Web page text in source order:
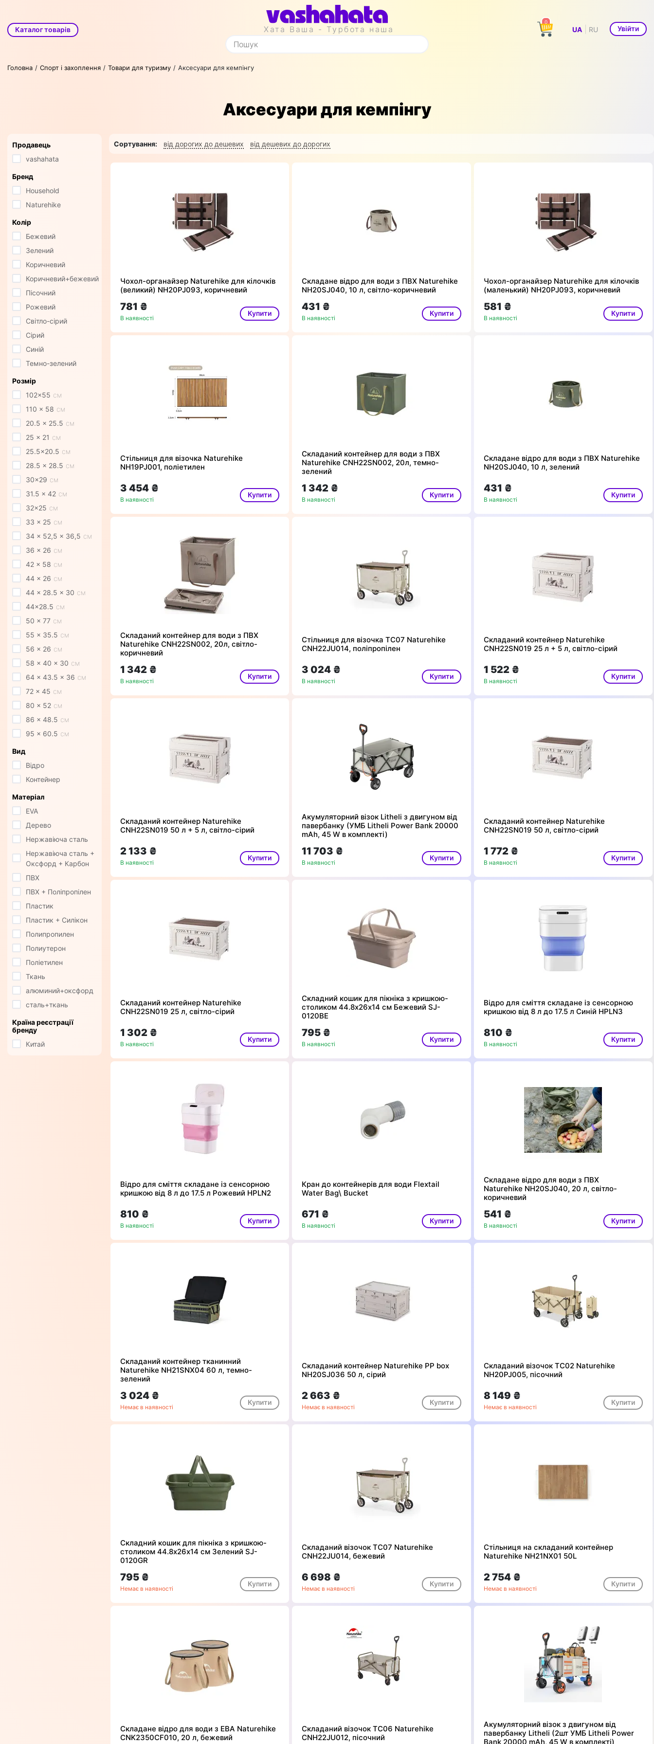
Каталог товарів Хата Ваша - Турбота наша
0
UA RU Увійти
Головна Спорт і захоплення Товари для туризму Аксесуари для кемпінгу
Аксесуари для кемпінгу
Продавець
vashahata
Бренд
Household
Naturehike
Колір
Бежевий
Зелений
Коричневий
Коричневий+бежевий
Пісочний
Рожевий
Світло-сірий
Сірий
Синій
Темно-зелений
Розмір
102x55 см
110 x 58 см
20.5 x 25.5 см
25 x 21 см
25.5x20.5 см
28.5 x 28.5 см
30x29 см
31.5 x 42 см
32x25 см
33 x 25 см
34 x 52,5 x 36,5 см
36 x 26 см
42 x 58 см
44 x 26 см
44 x 28.5 x 30 см
44x28.5 см
50 x 77 см
55 x 35.5 см
56 x 26 см
58 x 40 x 30 см
64 x 43.5 x 36 см
72 x 45 см
80 x 52 см
86 x 48.5 см
95 x 60.5 см
Вид
Відро
Контейнер
Матеріал
EVA
Дерево
Нержавіюча сталь
Нержавіюча сталь +
Оксфорд + Карбон
ПВХ
ПВХ + Поліпропілен
Пластик
Пластик + Силікон
Полипропилен
Полиутерон
Поліетилен
Ткань
алюминий+оксфорд
сталь+ткань
Країна реєстрації
бренду
Китай
Сортування: від дорогих до дешевих від дешевих до дорогих
Чохол-органайзер Naturehike для кілочків
(великий) NH20PJ093, коричневий
781 ₴
В наявності
Купити
Складане відро для води з ПВХ Naturehike
NH20SJ040, 10 л, світло-коричневий
431 ₴
В наявності
Купити
Чохол-органайзер Naturehike для кілочків
(маленький) NH20PJ093, коричневий
581 ₴
В наявності
Купити
Стільниця для візочка Naturehike
NH19PJ001, поліетилен
3 454 ₴
В наявності
Купити
Складаний контейнер для води з ПВХ
Naturehike CNH22SN002, 20л, темно-
зелений
1 342 ₴
В наявності
Купити
Складане відро для води з ПВХ Naturehike
NH20SJ040, 10 л, зелений
431 ₴
В наявності
Купити
Складаний контейнер для води з ПВХ
Naturehike CNH22SN002, 20л, світло-
коричневий
1 342 ₴
В наявності
Купити
Стільниця для візочка ТС07 Naturehike
CNH22JU014, поліпропілен
3 024 ₴
В наявності
Купити
Складаний контейнер Naturehike
CNH22SN019 25 л + 5 л, світло-сірий
1 522 ₴
В наявності
Купити
Складаний контейнер Naturehike
CNH22SN019 50 л + 5 л, світло-сірий
2 133 ₴
В наявності
Купити
Акумуляторний візок Litheli з двигуном від
павербанку (УМБ Litheli Power Bank 20000
mAh, 45 W в комплекті)
11 703 ₴
В наявності
Купити
Складаний контейнер Naturehike
CNH22SN019 50 л, світло-сірий
1 772 ₴
В наявності
Купити
Складаний контейнер Naturehike
CNH22SN019 25 л, світло-сірий
1 302 ₴
В наявності
Купити
Складний кошик для пікніка з кришкою-
столиком 44.8х26х14 см Бежевий SJ-
0120BE
795 ₴
В наявності
Купити
Відро для сміття складане із сенсорною
кришкою від 8 л до 17.5 л Синій HPLN3
810 ₴
В наявності
Купити
Відро для сміття складане із сенсорною
кришкою від 8 л до 17.5 л Рожевий HPLN2
810 ₴
В наявності
Купити
Кран до контейнерів для води Flextail
Water Bag\ Bucket
671 ₴
В наявності
Купити
Складане відро для води з ПВХ
Naturehike NH20SJ040, 20 л, світло-
коричневий
541 ₴
В наявності
Купити
Складаний контейнер тканинний
Naturehike NH21SNX04 60 л, темно-
зелений
3 024 ₴
Немає в наявності
Купити
Складаний контейнер Naturehike PP box
NH20SJ036 50 л, сірий
2 663 ₴
Немає в наявності
Купити
Складаний візочок ТС02 Naturehike
NH20PJ005, пісочний
8 149 ₴
Немає в наявності
Купити
Складний кошик для пікніка з кришкою-
столиком 44.8х26х14 см Зелений SJ-
0120GR
795 ₴
Немає в наявності
Купити
Складаний візочок ТС07 Naturehike
CNH22JU014, бежевий
6 698 ₴
Немає в наявності
Купити
Стільниця на складаний контейнер
Naturehike NH21NX01 50L
2 754 ₴
Немає в наявності
Купити
Складане відро для води з ЕВА Naturehike
CNK2350CF010, 20 л, бежевий
Складаний візочок ТС06 Naturehike
CNH22JU012, пісочний
Акумуляторний візок з двигуном від
павербанку Litheli (2шт УМБ Litheli Power
Bank 20000 mAh, 45 W в комплекті)